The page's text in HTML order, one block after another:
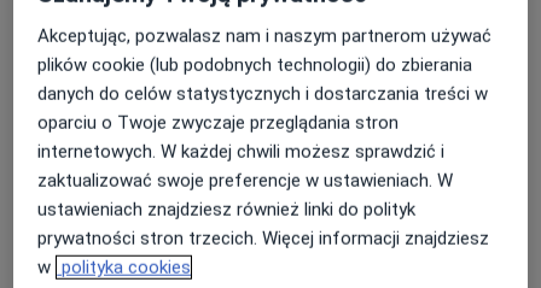
Powiększ mapęotwiera się w nowej karcie
Dostępność
W tym gabinecie nie można umawiać wizyt przez
internet
Co mam zrobić w tej sytuacji?
Akceptując, pozwalasz nam i naszym partnerom używać
plików cookie (lub podobnych technologii) do zbierania
danych do celów statystycznych i dostarczania treści w
oparciu o Twoje zwyczaje przeglądania stron
internetowych. W każdej chwili możesz sprawdzić i
zaktualizować swoje preferencje w ustawieniach. W
ustawieniach znajdziesz również linki do polityk
prywatności stron trzecich. Więcej informacji znajdziesz
w polityka cookies